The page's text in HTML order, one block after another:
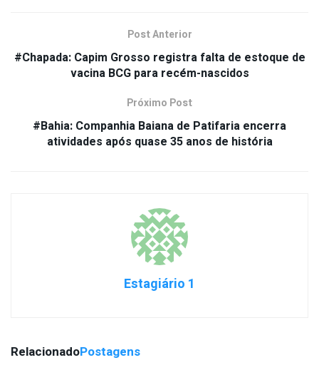
Post Anterior
#Chapada: Capim Grosso registra falta de estoque de
vacina BCG para recém-nascidos
Próximo Post
#Bahia: Companhia Baiana de Patifaria encerra
atividades após quase 35 anos de história
Estagiário 1
RelacionadoPostagens